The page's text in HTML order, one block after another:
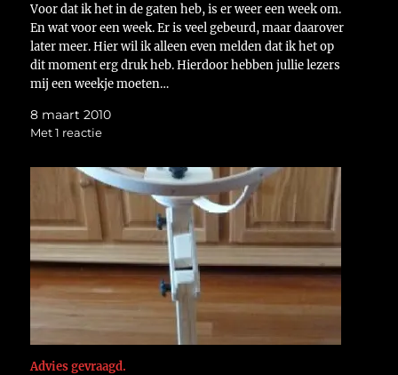
Voor dat ik het in de gaten heb, is er weer een week om.
En wat voor een week. Er is veel gebeurd, maar daarover
later meer. Hier wil ik alleen even melden dat ik het op
dit moment erg druk heb. Hierdoor hebben jullie lezers
mij een weekje moeten…
8 maart 2010
Met 1 reactie
Advies gevraagd.